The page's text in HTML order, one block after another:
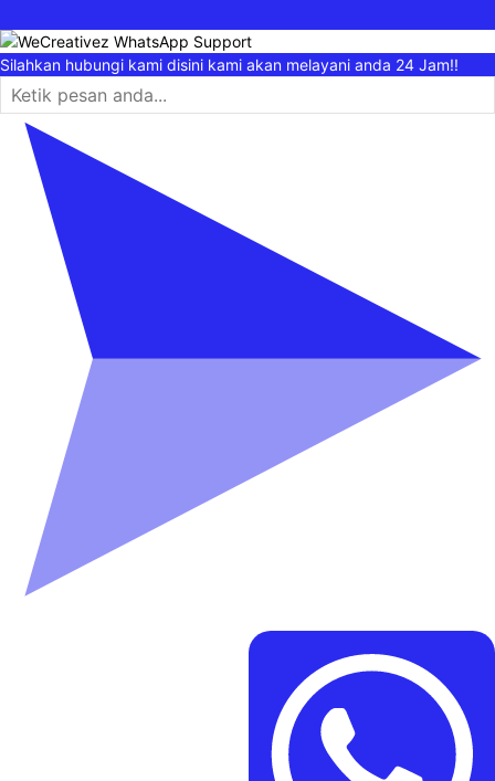
Silahkan hubungi kami disini kami akan melayani anda 24 Jam!!